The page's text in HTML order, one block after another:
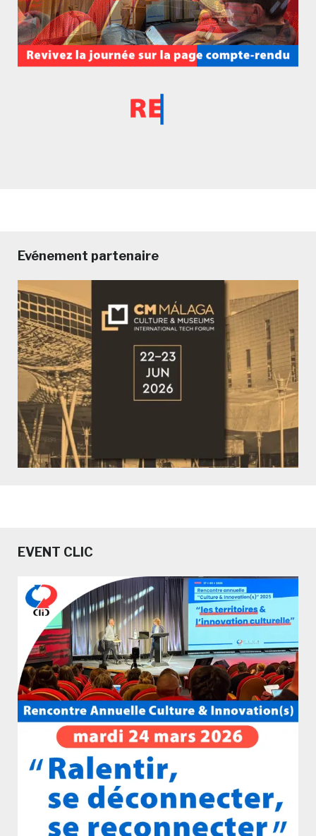
Evénement partenaire
EVENT CLIC